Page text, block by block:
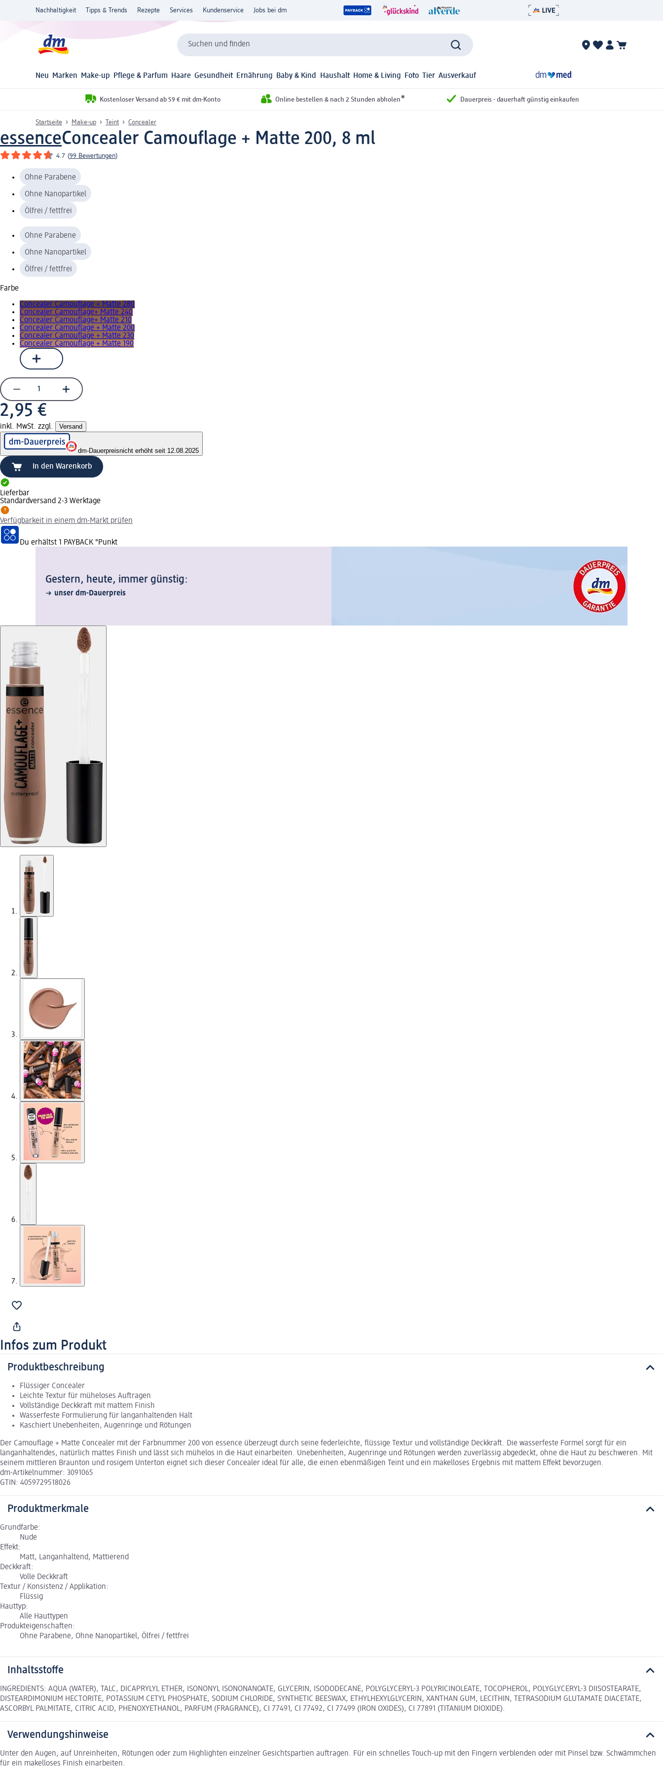
Nachhaltigkeit Tipps & Trends Rezepte Services Kundenservice Jobs bei dm
Suchen und finden
Neu Marken Make-up Pflege & Parfum Haare Gesundheit Ernährung Baby & Kind Haushalt Home & Living Foto Tier Ausverkauf
Kostenloser Versand ab 59 € mit dm-Konto Online bestellen & nach 2 Stunden abholen* Dauerpreis - dauerhaft günstig einkaufen
Startseite Make-up Teint Concealer
essenceConcealer Camouflage + Matte 200, 8 ml
4.7 (99 Bewertungen)
Ohne Parabene
Ohne Nanopartikel
Ölfrei / fettfrei
Ohne Parabene
Ohne Nanopartikel
Ölfrei / fettfrei
Farbe
Concealer Camouflage + Matte 280
Concealer Camouflage+ Matte 240
Concealer Camouflage+ Matte 210
Concealer Camouflage + Matte 200
Concealer Camouflage + Matte 230
Concealer Camouflage + Matte 190
2,95 €
inkl. MwSt. zzgl. Versand
dm-Dauerpreisnicht erhöht seit 12.08.2025
In den Warenkorb
Lieferbar
Standardversand 2-3 Werktage
Verfügbarkeit in einem dm-Markt prüfen
Du erhältst 1 PAYBACK °Punkt
Gestern, heute, immer günstig:
unser dm-Dauerpreis
Infos zum Produkt
Produktbeschreibung
Flüssiger Concealer
Leichte Textur für müheloses Auftragen
Vollständige Deckkraft mit mattem Finish
Wasserfeste Formulierung für langanhaltenden Halt
Kaschiert Unebenheiten, Augenringe und Rötungen
Der Camouflage + Matte Concealer mit der Farbnummer 200 von essence überzeugt durch seine federleichte, flüssige Textur und vollständige Deckkraft. Die wasserfeste Formel sorgt für ein
langanhaltendes, natürlich mattes Finish und lässt sich mühelos in die Haut einarbeiten. Unebenheiten, Augenringe und Rötungen werden zuverlässig abgedeckt, ohne die Haut zu beschweren. Mit
seinem mittleren Braunton und rosigem Unterton eignet sich dieser Concealer ideal für alle, die einen ebenmäßigen Teint und ein makelloses Ergebnis mit mattem Effekt bevorzugen.
dm-Artikelnummer: 3091065
GTIN: 4059729518026
Produktmerkmale
Grundfarbe:
Nude
Effekt:
Matt, Langanhaltend, Mattierend
Deckkraft:
Volle Deckkraft
Textur / Konsistenz / Applikation:
Flüssig
Hauttyp:
Alle Hauttypen
Produkteigenschaften:
Ohne Parabene, Ohne Nanopartikel, Ölfrei / fettfrei
Inhaltsstoffe
INGREDIENTS: AQUA (WATER), TALC, DICAPRYLYL ETHER, ISONONYL ISONONANOATE, GLYCERIN, ISODODECANE, POLYGLYCERYL-3 POLYRICINOLEATE, TOCOPHEROL, POLYGLYCERYL-3 DIISOSTEARATE,
DISTEARDIMONIUM HECTORITE, POTASSIUM CETYL PHOSPHATE, SODIUM CHLORIDE, SYNTHETIC BEESWAX, ETHYLHEXYLGLYCERIN, XANTHAN GUM, LECITHIN, TETRASODIUM GLUTAMATE DIACETATE,
ASCORBYL PALMITATE, CITRIC ACID, PHENOXYETHANOL, PARFUM (FRAGRANCE), CI 77491, CI 77492, CI 77499 (IRON OXIDES), CI 77891 (TITANIUM DIOXIDE).
Verwendungshinweise
Unter den Augen, auf Unreinheiten, Rötungen oder zum Highlighten einzelner Gesichtspartien auftragen. Für ein schnelles Touch-up mit den Fingern verblenden oder mit Pinsel bzw. Schwämmchen
für ein makelloses Finish einarbeiten.